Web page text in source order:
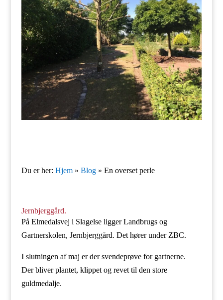
Du er her: Hjem» Blog» En overset perle
Jernbjerggård.
På Elmedalsvej i Slagelse ligger Landbrugs og
Gartnerskolen, Jernbjerggård. Det hører under ZBC.
I slutningen af maj er der svendeprøve for gartnerne.
Der bliver plantet, klippet og revet til den store
guldmedalje.